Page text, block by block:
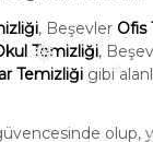
❅
, Beşevler Ofis
Temizliği,
Temizliği gibi
olup,